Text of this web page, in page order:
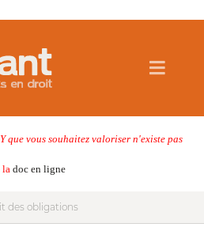
que vous souhaitez valoriser n'existe pas
la doc en ligne
des obligations